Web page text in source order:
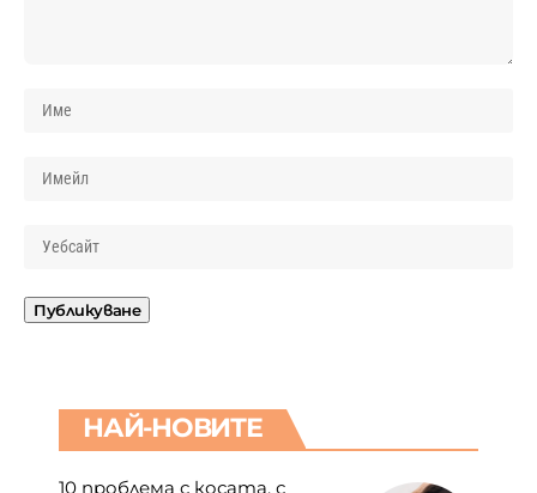
НАЙ-НОВИТЕ
10 проблема с косата, с